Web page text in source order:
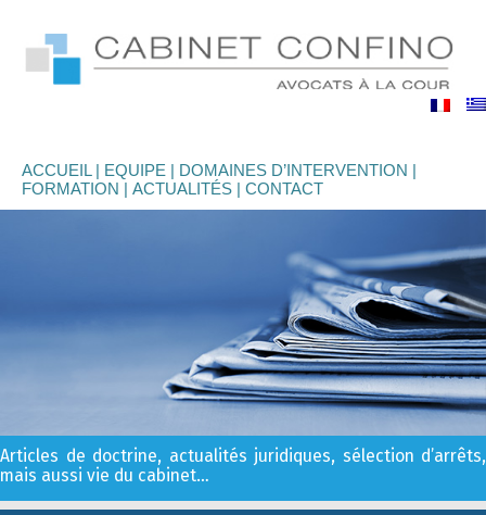
ACCUEIL EQUIPE
DOMAINES D’INTERVENTION
FORMATION
ACTUALITÉS CONTACT
Articles de doctrine, actualités juridiques, sélection d’arrêts,
mais aussi vie du cabinet…